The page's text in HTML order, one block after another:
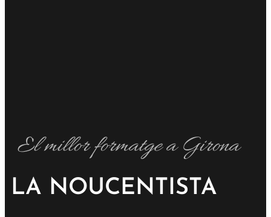
El millor formatge a Girona
LA NOUCENTISTA